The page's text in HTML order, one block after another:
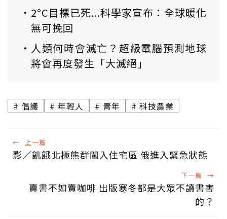
2°C目標已死...科學家宣布：全球暖化
無可挽回
人類何時會滅亡？超級電腦預測地球
將會再度發生「大滅絕」
倡議 年輕人 青年 科技農業
← 上一篇
影／飢餓北極熊群闖入住宅區 俄進入緊急狀態
下一篇 →
賣書不如賣咖啡 出版寒冬都是大眾不讀書害
的？